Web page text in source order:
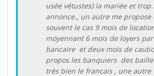
usée vétustes) la mariée et trop
annonce., un autre me propose
souvent le cas 9 mois de
moyennant 6 mois de loyers
bancaire et deux mois de
propos les banquiers des
très bien le francais , une